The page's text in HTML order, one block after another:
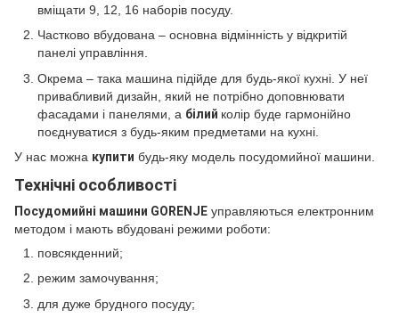
вміщати 9, 12, 16 наборів посуду.
Частково вбудована – основна відмінність у відкритій
панелі управління.
Окрема – така машина підійде для будь-якої кухні. У неї
привабливий дизайн, який не потрібно доповнювати
фасадами і панелями, а білий колір буде гармонійно
поєднуватися з будь-яким предметами на кухні.
У нас можна купити будь-яку модель посудомийної машини.
Технічні особливості
Посудомийні машини GORENJE управляються електронним
методом і мають вбудовані режими роботи:
повсякденний;
режим замочування;
для дуже брудного посуду;